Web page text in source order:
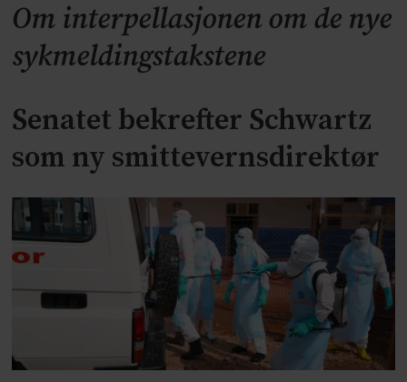
Om interpellasjonen om de nye
sykmeldingstakstene
Senatet bekrefter Schwartz
som ny smittevernsdirektør